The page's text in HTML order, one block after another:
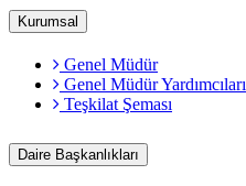
Kurumsal
Genel Müdür
Genel Müdür Yardımcıları
Teşkilat Şeması
Daire Başkanlıkları